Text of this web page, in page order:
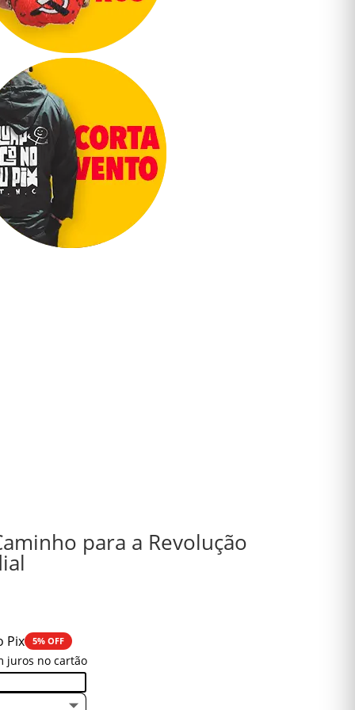
para a Revolução
Pix 5% OFF
juros no cartão